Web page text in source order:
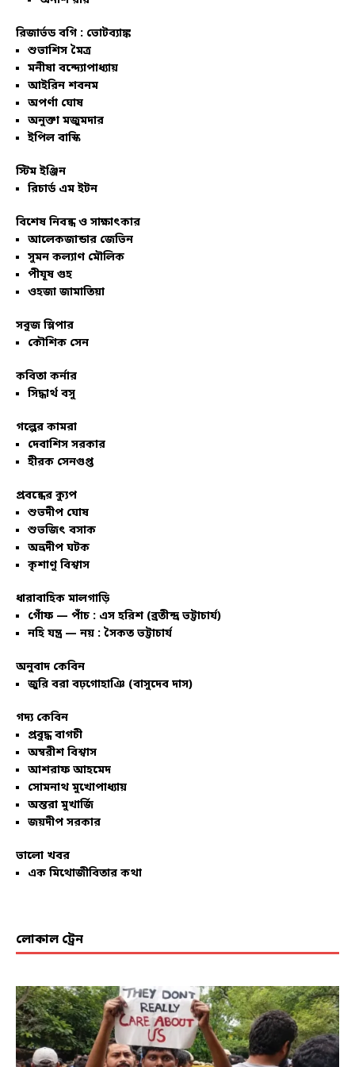
রিজার্ভড বগি : ভোটব্যাঙ্ক
শুভাশিস মৈত্র
মনীষা বন্দ্যোপাধ্যায়
আইরিন শবনম
অপর্ণা ঘোষ
অনুক্তা মজুমদার
ইপিল বাস্কি
স্টিম ইঞ্জিন
রিচার্ড এম ইটন
বিশেষ নিবন্ধ ও সাক্ষাৎকার
আলেকজান্ডার জেভিন
সুমন কল্যাণ মৌলিক
পীযূষ গুহ
ওহজা জামাতিয়া
সবুজ স্লিপার
কৌশিক সেন
কবিতা কর্নার
সিদ্ধার্থ বসু
গল্পের কামরা
দেবাশিস সরকার
হীরক সেনগুপ্ত
প্রবন্ধের ক্যুপ
শুভদীপ ঘোষ
শুভজিৎ বসাক
অভ্রদীপ ঘটক
কৃশাণু বিশ্বাস
ধারাবাহিক মালগাড়ি
গোঁফ — পাঁচ : এস হরিশ (ব্রতীন্দ্র ভট্টাচার্য)
নহি যন্ত্র — নয় : সৈকত ভট্টাচার্য
অনুবাদ কেবিন
জুরি বরা বঢ়গোহাঞি (বাসুদেব দাস)
গদ্য কেবিন
প্রবুদ্ধ বাগচী
অম্বরীশ বিশ্বাস
আশরাফ আহমেদ
সোমনাথ মুখোপাধ্যায়
অন্তরা মুখার্জি
জয়দীপ সরকার
ভালো খবর
এক মিথোজীবিতার কথা
লোকাল ট্রেন